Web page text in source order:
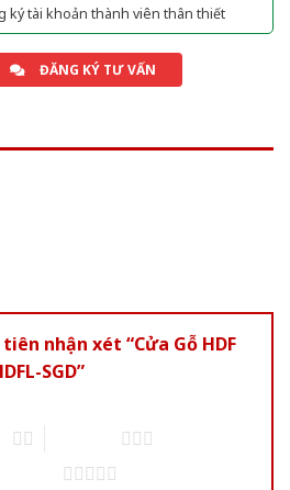
ký tài khoản thành viên thân thiết
ĐĂNG KÝ TƯ VẤN
nhận xét “Cửa Gỗ HDF
SGD”